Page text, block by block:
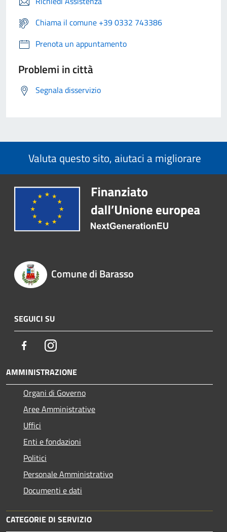
Chiama il comune +39 0332 743386
Prenota un appuntamento
Problemi in città
Segnala disservizio
Valuta questo sito, aiutaci a migliorare
Comune di Barasso
SEGUICI SU
FacebookInstagram
AMMINISTRAZIONE
Organi di Governo
Aree Amministrative
Uffici
Enti e fondazioni
Politici
Personale Amministrativo
Documenti e dati
CATEGORIE DI SERVIZIO